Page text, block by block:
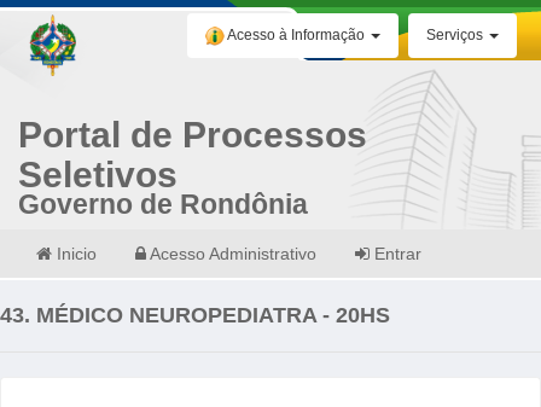
Serviços
Acesso à Informação
Portal de Processos
Seletivos
Governo de Rondônia
Inicio Acesso Administrativo Entrar
43. MÉDICO NEUROPEDIATRA - 20HS